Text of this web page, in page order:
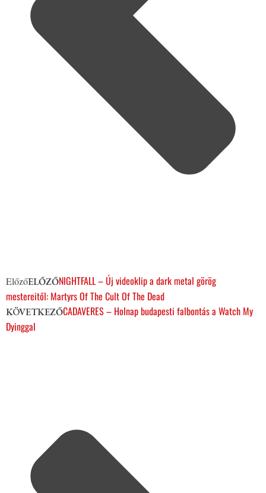
ElőzőELŐZŐNIGHTFALL – Új videoklip a dark metal görög
mestereitől: Martyrs Of The Cult Of The Dead
KÖVETKEZŐCADAVERES – Holnap budapesti falbontás a Watch My
Dyinggal